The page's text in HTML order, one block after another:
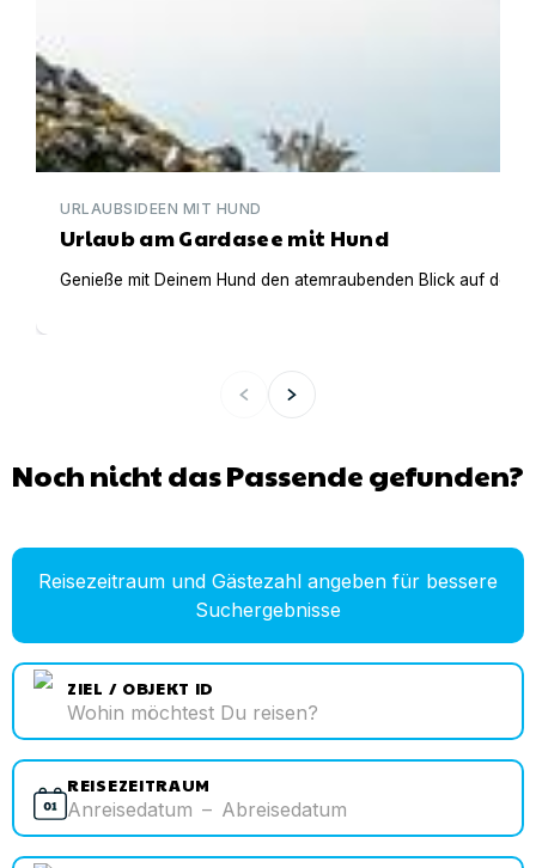
URLAUBSIDEEN MIT HUND
Urlaub am Gardasee mit Hund
Genieße mit Deinem Hund den atemraubenden Blick auf den
Noch nicht das Passende gefunden?
Reisezeitraum und Gästezahl angeben für bessere
Suchergebnisse
ZIEL / OBJEKT ID
REISEZEITRAUM
Anreisedatum – Abreisedatum